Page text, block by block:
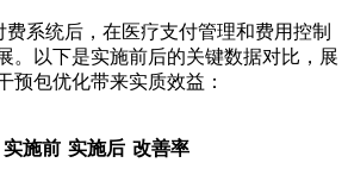
系统后，在医疗支付管理和费用控制
。以下是实施前后的关键数据对比，展
预包优化带来实质效益：
实施前 实施后 改善率